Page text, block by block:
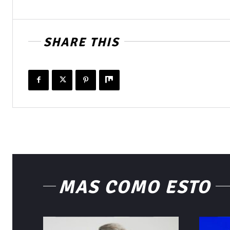
SHARE THIS
MÁS COMO ESTO